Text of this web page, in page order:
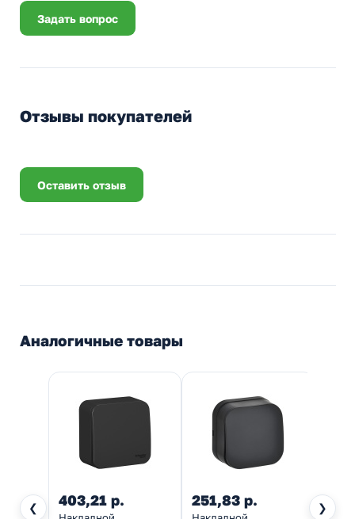
Задать вопрос
Отзывы покупателей
Оставить отзыв
Аналогичные товары
❮ ❯
403,21 р. 251,83 р.